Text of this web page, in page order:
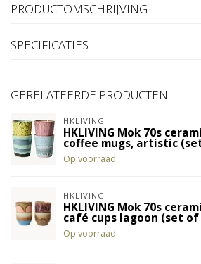
PRODUCTOMSCHRIJVING
SPECIFICATIES
GERELATEERDE PRODUCTEN
HKLIVING
HKLIVING Mok 70s
coffee mugs, artistic
Op voorraad
HKLIVING
HKLIVING Mok 70s
café cups lagoon (set of
Op voorraad